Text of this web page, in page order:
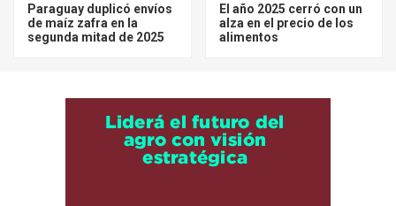
Paraguay duplicó envíos
de maíz zafra en la
segunda mitad de 2025
El año 2025 cerró con un
alza en el precio de los
alimentos